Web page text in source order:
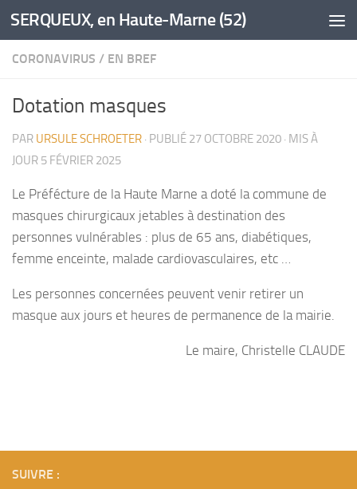
Skip to content
SERQUEUX, en Haute-Marne (52)
CORONAVIRUS / EN BREF
Dotation masques
PAR URSULE SCHROETER · PUBLIÉ 27 OCTOBRE 2020 · MIS À
JOUR 5 FÉVRIER 2025
Le Préfécture de la Haute Marne a doté la commune de
masques chirurgicaux jetables à destination des
personnes vulnérables : plus de 65 ans, diabétiques,
femme enceinte, malade cardiovasculaires, etc …
Les personnes concernées peuvent venir retirer un
masque aux jours et heures de permanence de la mairie.
Le maire, Christelle CLAUDE
SUIVRE :